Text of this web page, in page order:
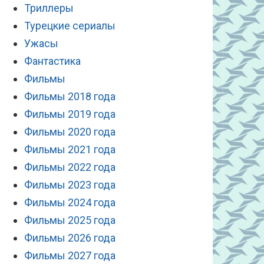
Триллеры
Турецкие сериалы
Ужасы
Фантастика
Фильмы
Фильмы 2018 года
Фильмы 2019 года
Фильмы 2020 года
Фильмы 2021 года
Фильмы 2022 года
Фильмы 2023 года
Фильмы 2024 года
Фильмы 2025 года
Фильмы 2026 года
Фильмы 2027 года